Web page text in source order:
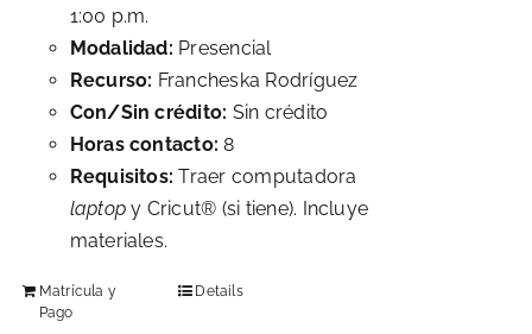
1:00 p.m.
Modalidad: Presencial
Recurso: Francheska Rodríguez
Con/Sin crédito: Sin crédito
Horas contacto: 8
Requisitos: Traer computadora
laptop y Cricut® (si tiene). Incluye
materiales.
Matrícula y
Pago
Details